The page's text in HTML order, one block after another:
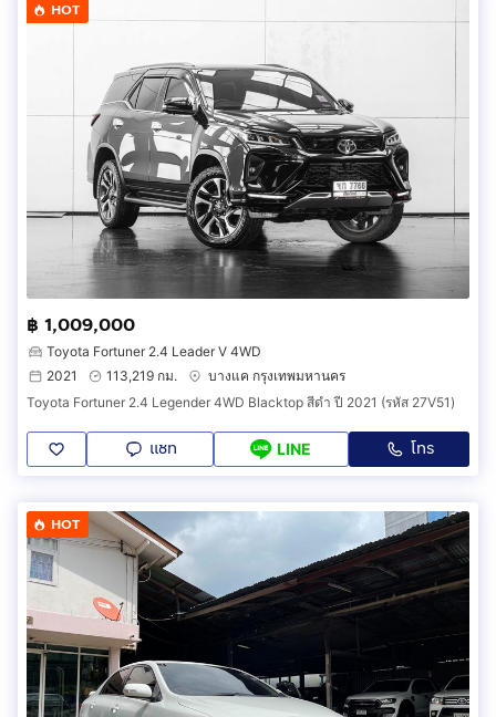
HOT
฿ 1,009,000
Toyota Fortuner 2.4 Leader V 4WD
2021
113,219 กม.
บางแค กรุงเทพมหานคร
Toyota Fortuner 2.4 Legender 4WD Blacktop สีดำ ปี 2021 (รหัส 27V51)
แชท LINE โทร
HOT